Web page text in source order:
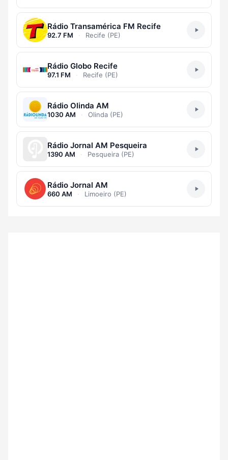
Rádio Transamérica FM Recife
92.7 FM · Recife (PE)
Rádio Globo Recife
97.1 FM · Recife (PE)
Rádio Olinda AM
1030 AM · Olinda (PE)
Rádio Jornal AM Pesqueira
1390 AM · Pesqueira (PE)
Rádio Jornal AM
660 AM · Limoeiro (PE)